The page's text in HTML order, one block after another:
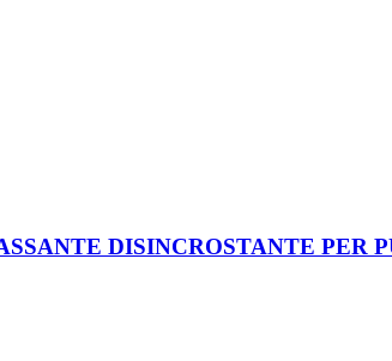
DISINCROSTANTE PER